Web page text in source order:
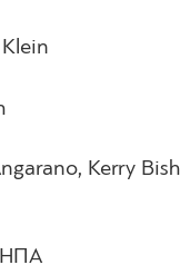
Kerry
ΗΠΑ